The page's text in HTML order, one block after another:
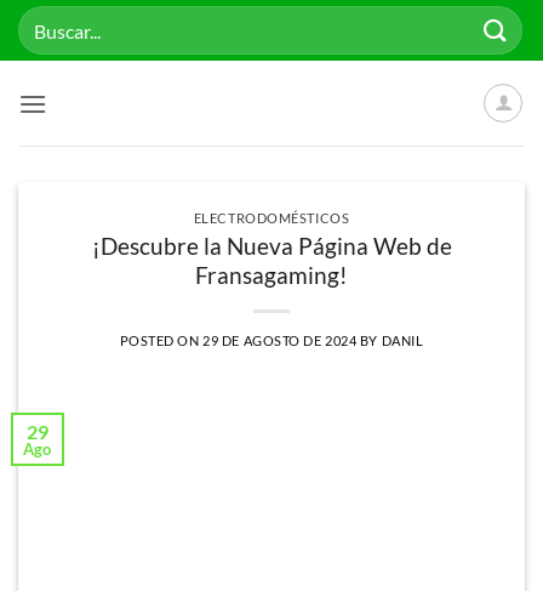
Saltar
Buscar
por:
ELECTRODOMÉSTICOS
¡Descubre la Nueva Página Web de
Fransagaming!
POSTED ON 29 DE AGOSTO DE 2024 BY DANIL
29
Ago